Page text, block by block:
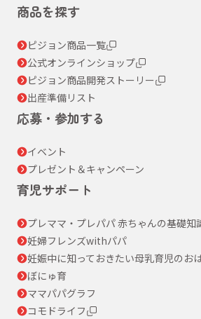
商品を探す
ピジョン商品一覧
公式オンラインショップ
ピジョン商品開発ストーリー
出産準備リスト
応募・参加する
イベント
プレゼント＆キャンペーン
育児サポート
プレママ・プレパパ 赤ちゃんの基礎知
妊婦フレンズwithパパ
妊娠中に知っておきたい母乳育児のお
ぼにゅ育
ママパパグラフ
コモドライフ